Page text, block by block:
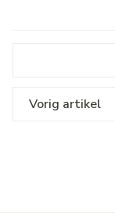
Vorig artikel